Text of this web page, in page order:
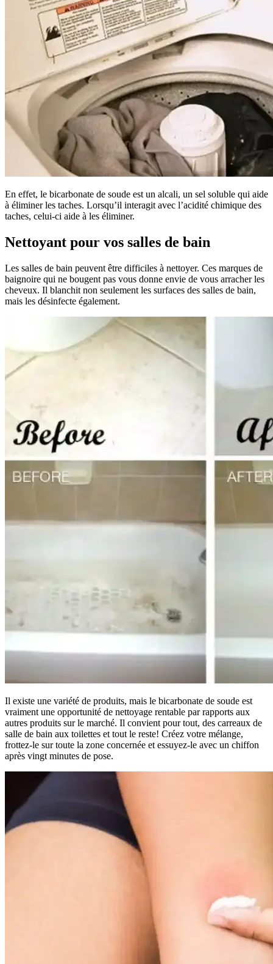
En effet, le bicarbonate de soude est un alcali, un sel soluble qui aide
à éliminer les taches. Lorsqu’il interagit avec l’acidité chimique des
taches, celui-ci aide à les éliminer.
Nettoyant pour vos salles de bain
Les salles de bain peuvent être difficiles à nettoyer. Ces marques de
baignoire qui ne bougent pas vous donne envie de vous arracher les
cheveux. Il blanchit non seulement les surfaces des salles de bain,
mais les désinfecte également.
Il existe une variété de produits, mais le bicarbonate de soude est
vraiment une opportunité de nettoyage rentable par rapports aux
autres produits sur le marché. Il convient pour tout, des carreaux de
salle de bain aux toilettes et tout le reste! Créez votre mélange,
frottez-le sur toute la zone concernée et essuyez-le avec un chiffon
après vingt minutes de pose.